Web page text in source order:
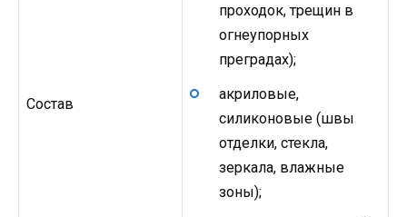
Состав
проходок, трещин в
огнеупорных
преградах);
акриловые,
силиконовые (швы
отделки, стекла,
зеркала, влажные
зоны);